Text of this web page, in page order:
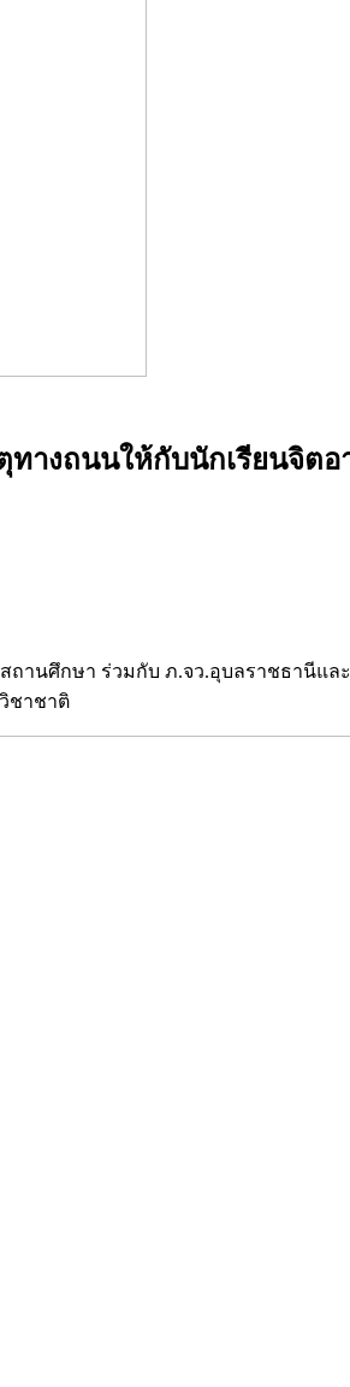
งถนนให้กับนักเรียนจิตอ
ถานศึกษา ร่วมกับ ภ.จว.อุบลราชธานี
ชาชาติ